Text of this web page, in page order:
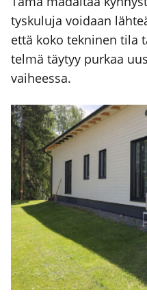
tys­ku­lu­ja voi­daan
että koko tek­ni­nen
tel­mä täy­tyy pur­kaa
vai­hees­sa.